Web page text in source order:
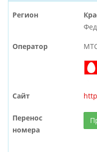
Регион
Оператор
Сайт
Перенос
номера